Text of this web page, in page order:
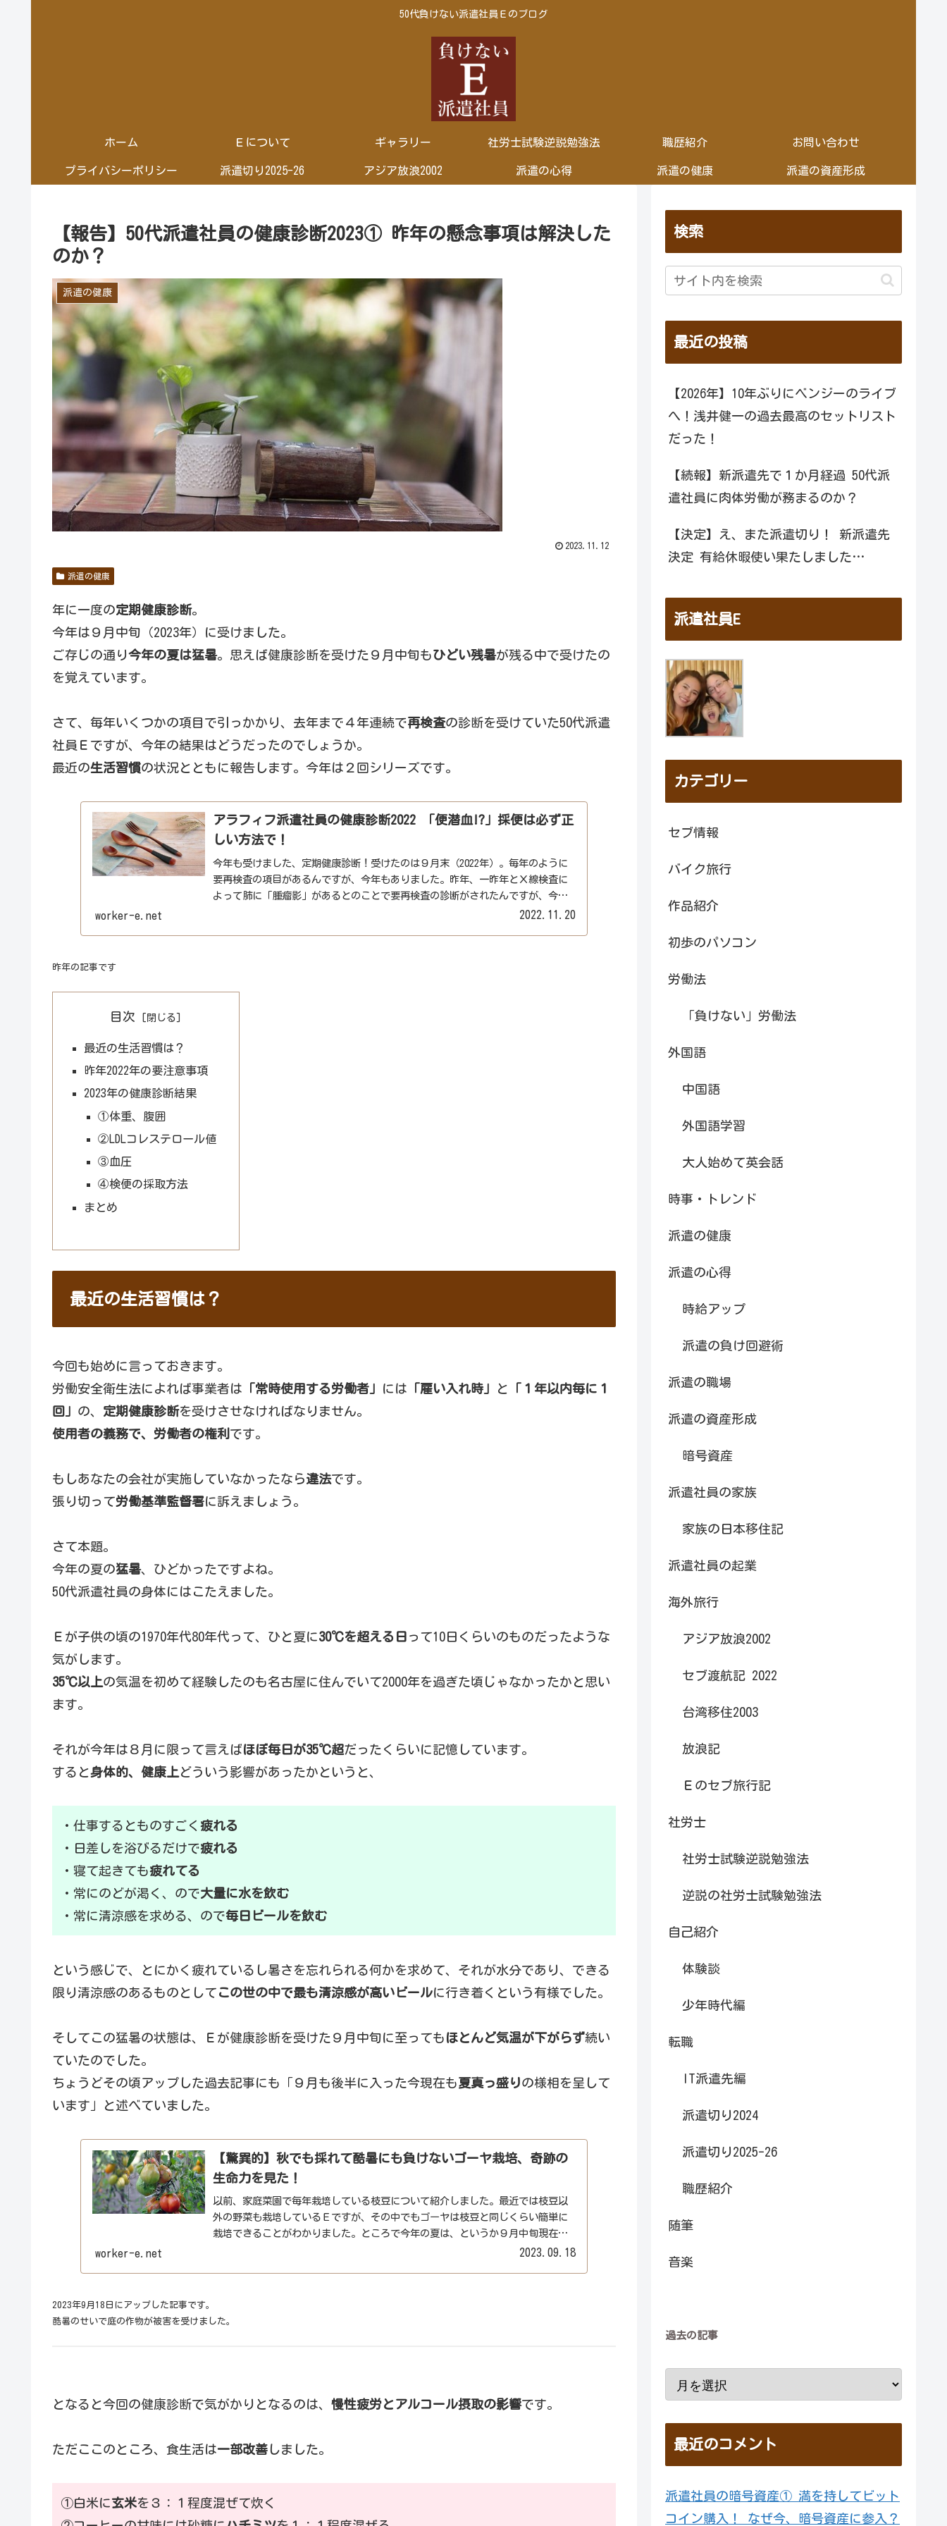
50代負けない派遣社員Ｅのブログ
ホーム Ｅについて ギャラリー 社労士試験逆説勉強法 職歴紹介 お問い合わせ
プライバシーポリシー 派遣切り2025-26 アジア放浪2002 派遣の心得 派遣の健康 派遣の資産形成
【報告】50代派遣社員の健康診断2023① 昨年の懸念事項は解決した
のか？
派遣の健康
2023.11.12
派遣の健康
年に一度の定期健康診断。
今年は９月中旬（2023年）に受けました。
ご存じの通り今年の夏は猛暑。思えば健康診断を受けた９月中旬もひどい残暑が残る中で受けたの
を覚えています。
さて、毎年いくつかの項目で引っかかり、去年まで４年連続で再検査の診断を受けていた50代派遣
社員Ｅですが、今年の結果はどうだったのでしょうか。
最近の生活習慣の状況とともに報告します。今年は２回シリーズです。
アラフィフ派遣社員の健康診断2022 「便潜血!?」採便は必ず正
しい方法で！
今年も受けました、定期健康診断！受けたのは９月末（2022年）。毎年のように
要再検査の項目があるんですが、今年もありました。昨年、一昨年とＸ線検査に
よって肺に「腫瘤影」があるとのことで要再検査の診断がされたんですが、今回
worker-e.net 2022.11.20
昨年の記事です
目次
最近の生活習慣は？
昨年2022年の要注意事項
2023年の健康診断結果
①体重、腹囲
②LDLコレステロール値
③血圧
④検便の採取方法
まとめ
最近の生活習慣は？
今回も始めに言っておきます。
労働安全衛生法によれば事業者は 「常時使用する労働者」 には 「雇い入れ時」 と
「１年以内毎に１
回」 の、 定期健康診断を受けさせなければなりません。
使用者の義務で、労働者の権利 です。
もしあなたの会社が実施していなかったなら違法です。
張り切って労働基準監督署に訴えましょう。
さて本題。
今年の夏の猛暑、ひどかったですよね。
50代派遣社員の身体にはこたえました。
Ｅが子供の頃の1970年代80年代って、ひと夏に30℃を超える日 って10日くらいのものだったような
気がします。
35℃以上の気温を初めて経験したのも名古屋に住んでいて2000年を過ぎた頃じゃなかったかと思い
ます。
それが今年は８月に限って言えばほぼ毎日が35℃超だったくらいに記憶しています。
すると身体的、健康上 どういう影響があったかというと、
・仕事するとものすごく 疲れる
・日差しを浴びるだけで疲れる
・寝て起きても疲れてる
・常にのどが渇く、ので大量に水を飲む
・常に清涼感を求める、ので毎日ビールを飲む
という感じで、とにかく疲れているし暑さを忘れられる何かを求めて、それが水分であり、できる
限り清涼感のあるものとして この世の中で最も清涼感が高いビールに行き着くという有様でした。
そしてこの猛暑の状態は、Ｅが健康診断を受けた９月中旬に至っても ほとんど気温が下がらず続い
ていたのでした。
ちょうどその頃アップした過去記事にも「９月も後半に入った今現在も夏真っ盛りの様相を呈して
います」と述べていました。
【驚異的】秋でも採れて酷暑にも負けないゴーヤ栽培、奇跡の
生命力を見た！
以前、家庭菜園で毎年栽培している枝豆について紹介しました。最近では枝豆以
外の野菜も栽培しているＥですが、その中でもゴーヤは枝豆と同じくらい簡単に
栽培できることがわかりました。ところで今年の夏は、というか９月中旬現在に
worker-e.net 2023.09.18
2023年9月18日にアップした記事です。
酷暑のせいで庭の作物が被害を受けました。
となると今回の健康診断で気がかりとなるのは、 慢性疲労とアルコール摂取の影響です。
ただここのところ、食生活は一部改善 しました。
①白米に玄米を３：１程度混ぜて炊く
検索
最近の投稿
【2026年】10年ぶりにベンジーのライブ
へ！浅井健一の過去最高のセットリスト
だった！
【続報】新派遣先で１か月経過 50代派
遣社員に肉体労働が務まるのか？
【決定】え、また派遣切り！ 新派遣先
決定 有給休暇使い果たしました…
派遣社員E
カテゴリー
セブ情報
バイク旅行
作品紹介
初歩のパソコン
労働法
「負けない」労働法
外国語
中国語
外国語学習
大人始めて英会話
時事・トレンド
派遣の健康
派遣の心得
時給アップ
派遣の負け回避術
派遣の職場
派遣の資産形成
暗号資産
派遣社員の家族
家族の日本移住記
派遣社員の起業
海外旅行
アジア放浪2002
セブ渡航記 2022
台湾移住2003
放浪記
Ｅのセブ旅行記
社労士
社労士試験逆説勉強法
逆説の社労士試験勉強法
自己紹介
体験談
少年時代編
転職
IT派遣先編
派遣切り2024
派遣切り2025-26
職歴紹介
随筆
音楽
過去の記事
最近のコメント
派遣社員の暗号資産① 満を持してビット
コイン購入！ なぜ今、暗号資産に参入？